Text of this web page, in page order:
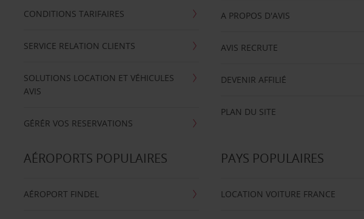
CONDITIONS TARIFAIRES
SERVICE RELATION CLIENTS
SOLUTIONS LOCATION ET VÉHICULES
AVIS
GÉRÉR VOS RESERVATIONS
A PROPOS D'AVIS
AVIS RECRUTE
DEVENIR AFFILIÉ
PLAN DU SITE
AÉROPORTS POPULAIRES
AÉROPORT FINDEL
PAYS POPULAIRES
LOCATION VOITURE FRANCE